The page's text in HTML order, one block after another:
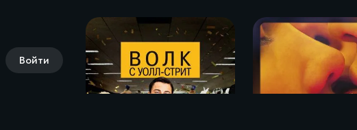
Войти